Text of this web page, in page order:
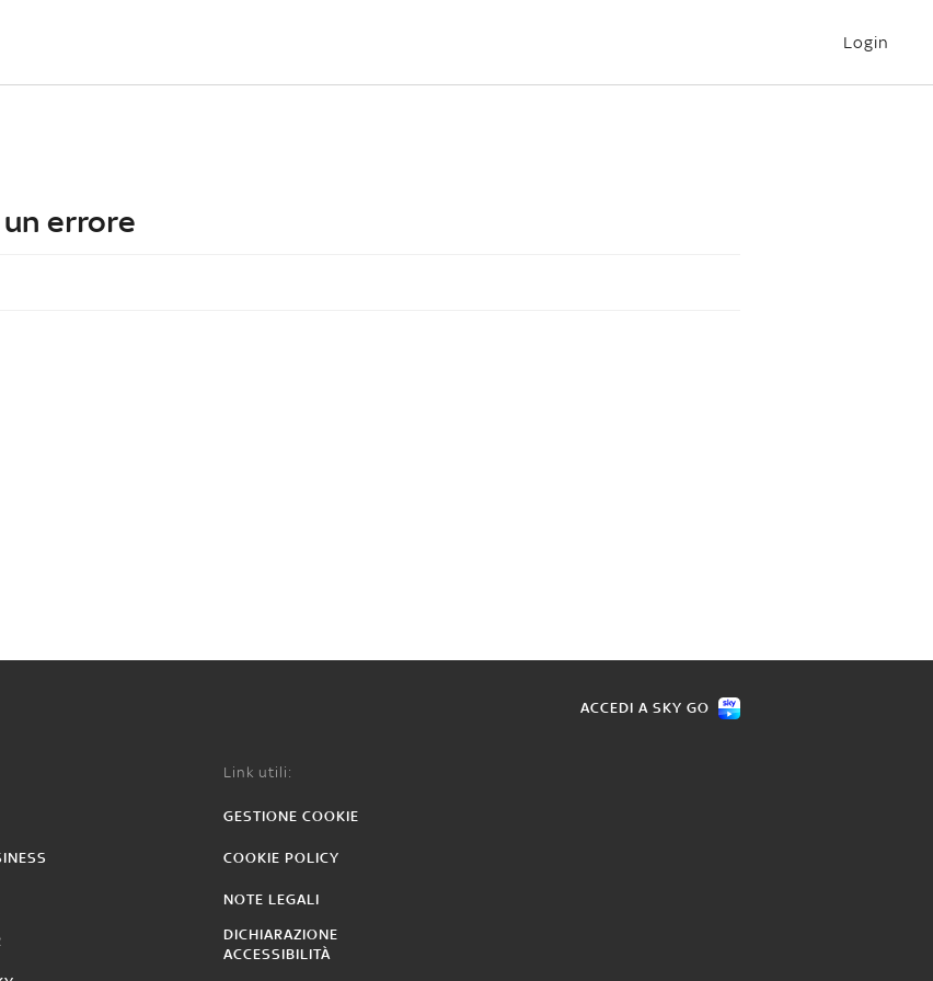
Login
errore
ACCEDI A SKY GO
Link utili:
GESTIONE COOKIE
COOKIE POLICY
NOTE LEGALI
DICHIARAZIONE
ACCESSIBILITÀ